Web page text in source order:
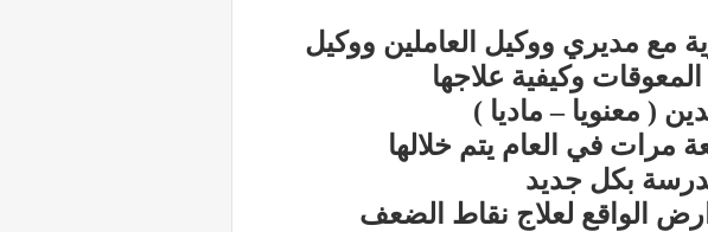
مع مديري ووكيل العاملين ووكيل
وكيفية علاجها
بكل جديد
الواقع لعلاج نقاط الضعف